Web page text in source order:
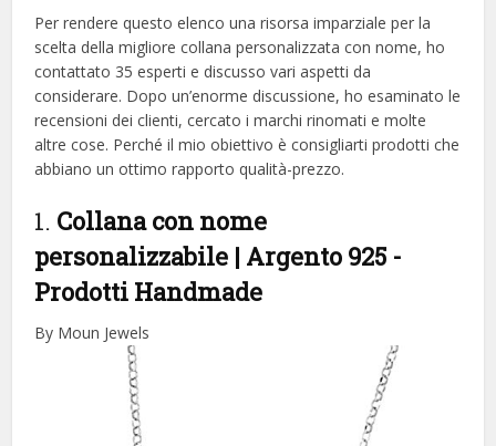
Per rendere questo elenco una risorsa imparziale per la
scelta della migliore collana personalizzata con nome, ​​ho
contattato 35 esperti e discusso vari aspetti da
considerare. Dopo un’enorme discussione, ho esaminato le
recensioni dei clienti, cercato i marchi rinomati e molte
altre cose. Perché il mio obiettivo è consigliarti prodotti che
abbiano un ottimo rapporto qualità-prezzo.
1. Collana con nome
personalizzabile | Argento 925 -
Prodotti Handmade
By Moun Jewels